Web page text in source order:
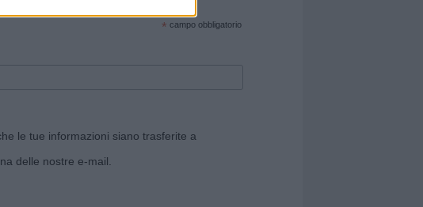
pubblicate sul sito web!
* campo obbligatorio
le tue informazioni siano trasferite a
delle nostre e-mail.